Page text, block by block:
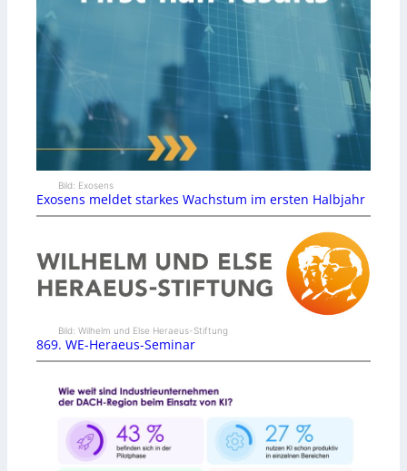
Bild: Exosens
Exosens meldet starkes Wachstum im ersten Halbjahr
Bild: Wilhelm und Else Heraeus-Stiftung
869. WE-Heraeus-Seminar